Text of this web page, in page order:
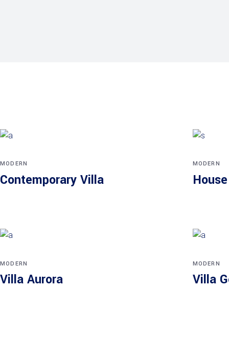
MODERN
Contemporary Villa
MODERN
MODERN
Villa Aurora
MODERN
Villa